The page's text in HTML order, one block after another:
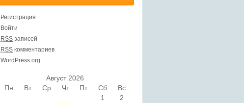
Регистрация
Войти
RSS записей
RSS комментариев
WordPress.org
Август 2026
Пн
Вт Ср Чт Пт Сб Вс
1
2